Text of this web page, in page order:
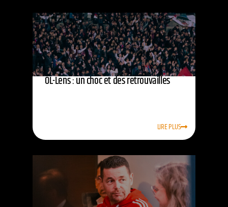
OL-Lens : un choc et des retrouvailles
LIRE PLUS